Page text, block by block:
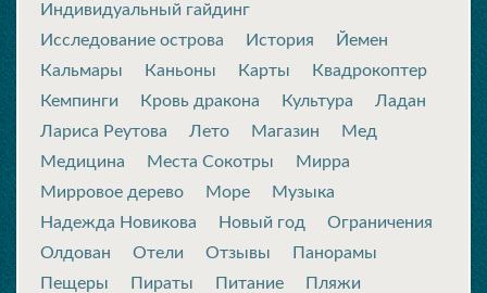
Индивидуальный гайдинг
Исследование острова
История
Йемен
Кальмары
Каньоны Карты
Квадрокоптер
Кемпинги
Кровь дракона Культура
Ладан
Лариса Реутова
Лето Магазин
Мед
Медицина
Места Сокотры
Мирра
Мирровое дерево
Море
Музыка
Надежда Новикова
Новый год
Ограничения
Олдован
Отели Отзывы
Панорамы
Пещеры
Пираты Питание
Пляжи